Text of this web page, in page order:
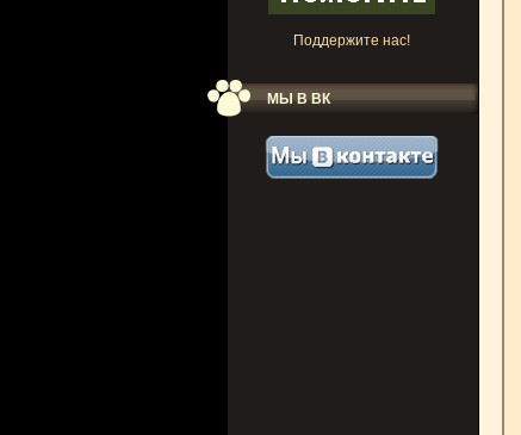
Поддержите нас!
МЫ В ВК